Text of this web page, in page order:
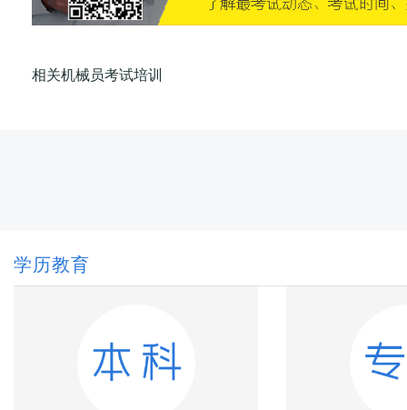
相关机械员考试培训
学历教育